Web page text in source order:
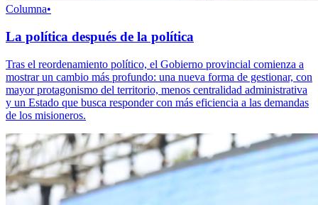
Columna•
La política después de la política
Tras el reordenamiento político, el Gobierno provincial comienza a
mostrar un cambio más profundo: una nueva forma de gestionar, con
mayor protagonismo del territorio, menos centralidad administrativa
y un Estado que busca responder con más eficiencia a las demandas
de los misioneros.